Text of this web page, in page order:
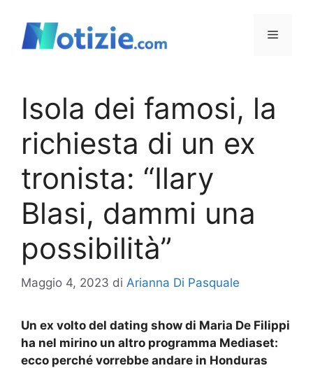
contenuto
Menu
Isola dei famosi, la
richiesta di un ex
tronista: “Ilary
Blasi, dammi una
possibilità”
Maggio 4, 2023 di Arianna Di Pasquale
Un ex volto del dating show di Maria De Filippi
ha nel mirino un altro programma Mediaset:
ecco perché vorrebbe andare in Honduras